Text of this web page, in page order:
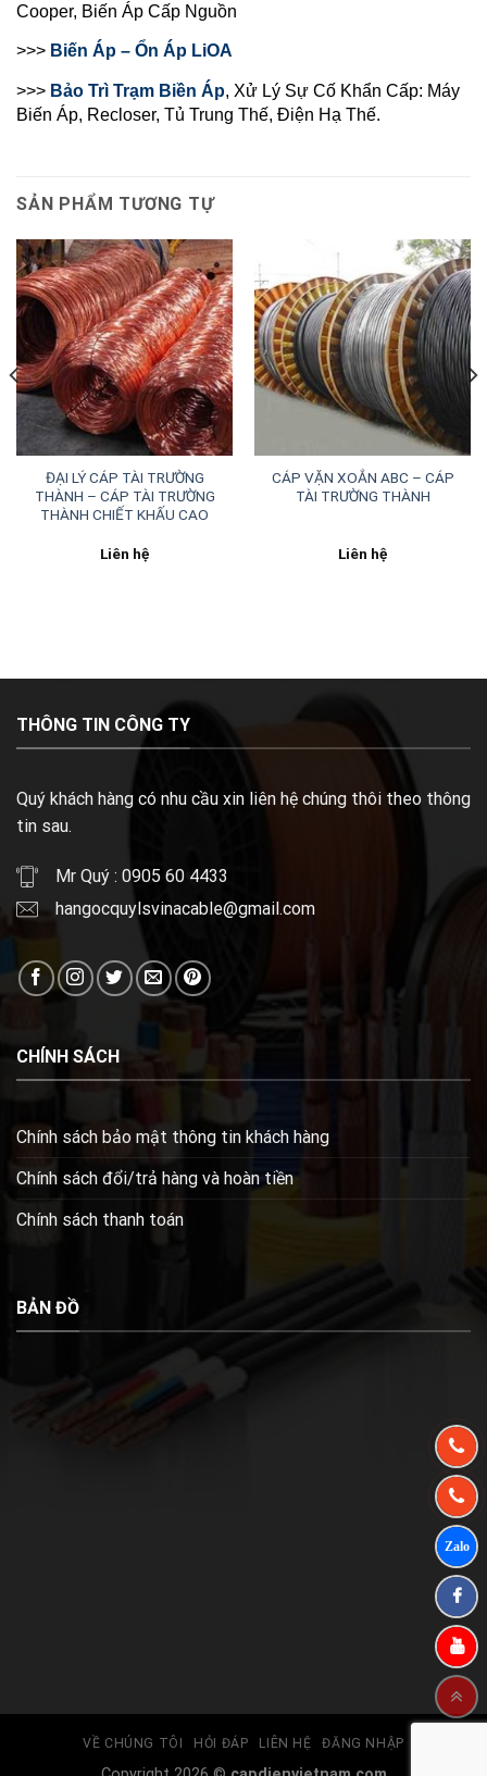
Cooper, Biến Áp Cấp Nguồn
>>> Biến Áp – Ổn Áp LiOA
>>> Bảo Trì Trạm Biền Áp, Xử Lý Sự Cố Khẩn Cấp: Máy
Biến Áp, Recloser, Tủ Trung Thế, Điện Hạ Thế.
SẢN PHẨM TƯƠNG TỰ
ĐẠI LÝ CÁP TÀI TRƯỜNG
THÀNH – CÁP TÀI TRƯỜNG
THÀNH CHIẾT KHẤU CAO
Liên hệ
CÁP VẶN XOẮN ABC – CÁP
TÀI TRƯỜNG THÀNH
Liên hệ
THÔNG TIN CÔNG TY
Quý khách hàng có nhu cầu xin liên hệ chúng thôi theo thông
tin sau.
Mr Quý : 0905 60 4433
hangocquylsvinacable@gmail.com
CHÍNH SÁCH
Chính sách bảo mật thông tin khách hàng
Chính sách đổi/trả hàng và hoàn tiền
Chính sách thanh toán
BẢN ĐỒ
VỀ CHÚNG TÔI HỎI ĐÁP LIÊN HỆ ĐĂNG NHẬP